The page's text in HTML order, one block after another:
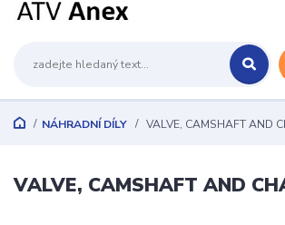
NÁHRADNÍ DÍLY VALVE, CAMSHAFT AND
VALVE, CAMSHAFT AND